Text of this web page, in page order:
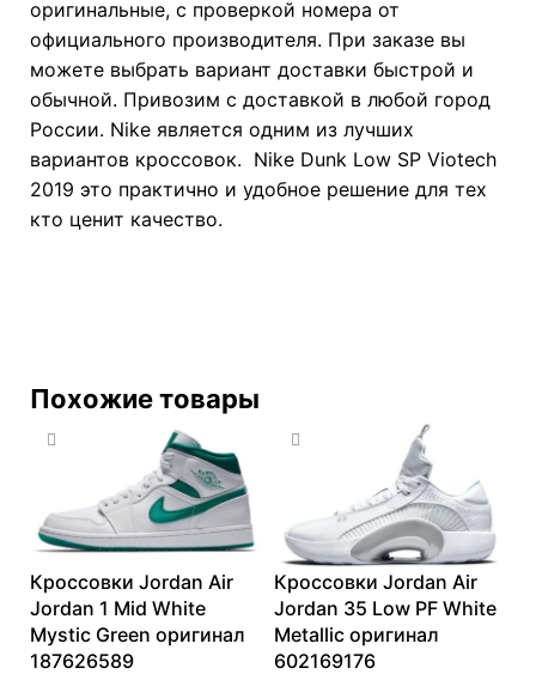
оригинальные, с проверкой номера от
официального производителя. При заказе вы
можете выбрать вариант доставки быстрой и
обычной. Привозим с доставкой в любой город
России. Nike является одним из лучших
вариантов кроссовок. Nike Dunk Low SP Viotech
2019 это практично и удобное решение для тех
кто ценит качество.
Похожие товары
Кроссовки Jordan Air
Jordan 1 Mid White
Mystic Green оригинал
187626589
Кроссовки Jordan Air
Jordan 35 Low PF White
Metallic оригинал
602169176